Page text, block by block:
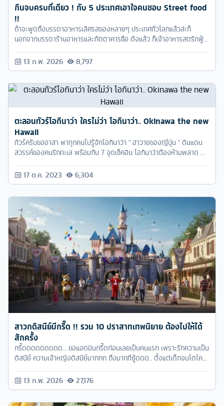
กินจบครบที่เดียว ! กับ 5 ประเทศเอาใจคนชอบ Street food
!!
ถ้าจะพูดถึงบรรดาอาหารเลิศรสของหลายๆ ประเทศทั่วโลกแล้วล่ะก็
นอกจากบรรดาร้านอาหารและภัตตาคารชื่อ ดังแล้ว ก็เจ้าอาหารสตรีทฟู้ด
ที่นั่นกันให้ ได้สักครั้ง
13 ก.พ. 2026 8,797
ตะลอนทัวร์โอกินาว่า ใครไม่ว่า โอกินาว่า.. Okinawa the new
Hawaii
ทัวร์ครับขออาสา พาทุกคนไปรู้จักโอกินาว่า " ฮาวายของญี่ปุ่น " ดินแดน
สวรรค์ของคนรักทะเล พร้อมกับ 7 จุดเช็คอิน โอกินาว่าต้องห้ามพลาด 🌊
17 ต.ค. 2023 6,304
สาวกดิสนีย์มีกรี๊ด !! รวม 10 ปราสาทเทพนิยาย ต้องไปให้ได้
สักครั้ง
กรี๊ดดดดดดดดด… ขอแอดมินกรี๊ดก่อนเลยเป็นคนแรก เพราะรักความเป็น
ดิสนีย์ ความเจ้าหญิงดิสนีย์มากกก ถึงมากที่ซู้ดดด.. ตั้งแต่เด็กจนโตใคร
ที่ดูการ์ตูนของดิสนีย์ ก็จะเห็นว่าเจ้าหญิงแต่ละคนก็มีปราสาทเป็นของตัว
เอง แล้วเด็กน้อยอย่างเราก็จะมโนไปว่า อยากจะมีปราสาทแบบนี้บ้างอะไร
บ้าง
13 ก.พ. 2026 27,176